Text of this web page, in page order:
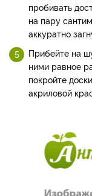
пробивать
на пару
аккуратно
Прибейте на
ними равное
покройте
акриловой